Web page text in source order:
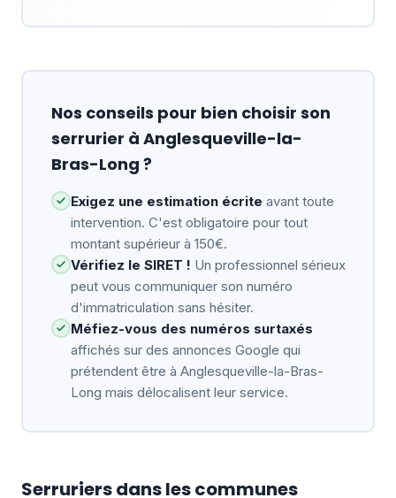
Nos conseils pour bien choisir son
serrurier à Anglesqueville-la-
Bras-Long ?
Exigez une estimation écrite avant toute
intervention. C'est obligatoire pour tout
montant supérieur à 150€.
Vérifiez le SIRET ! Un professionnel sérieux
peut vous communiquer son numéro
d'immatriculation sans hésiter.
Méfiez-vous des numéros surtaxés
affichés sur des annonces Google qui
prétendent être à Anglesqueville-la-Bras-
Long mais délocalisent leur service.
Serruriers dans les communes